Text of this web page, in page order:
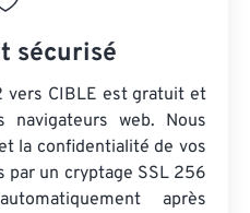
sécurisé
vers CIBLE est gratuit et
web. Nous
la confidentialité de vos
un cryptage SSL 256
après